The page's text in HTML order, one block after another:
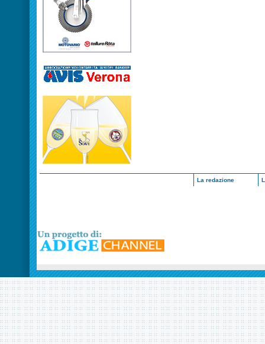
La redazione